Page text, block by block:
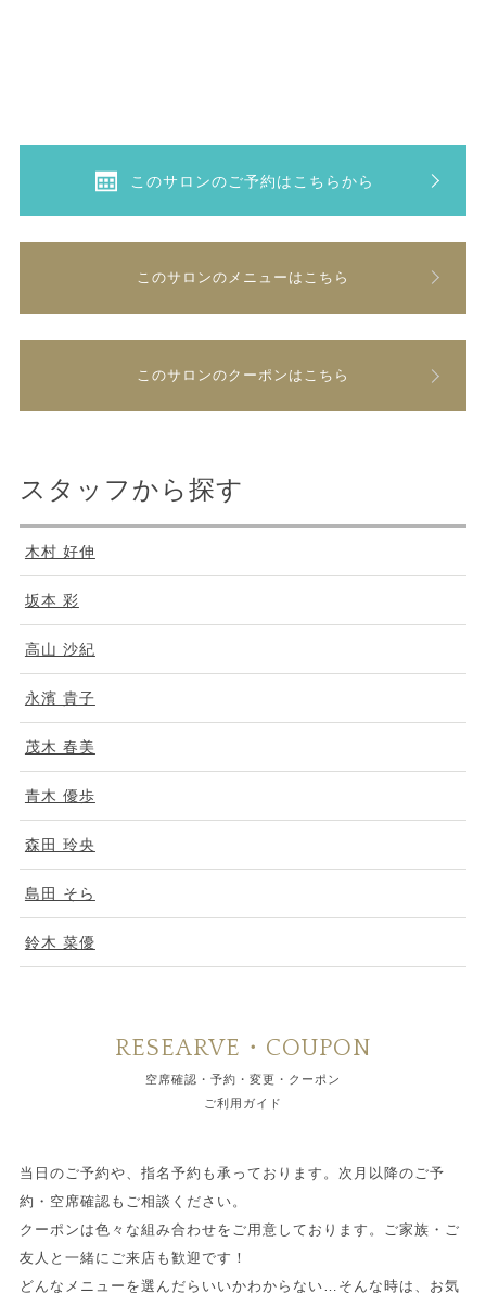
スタッフから探す
木村 好伸
坂本 彩
高山 沙紀
永濱 貴子
茂木 春美
青木 優歩
森田 玲央
島田 そら
鈴木 菜優
このサロンのご予約はこちらから
このサロンのメニューはこちら
このサロンのクーポンはこちら
RESEARVE・COUPON
空席確認・予約・変更・クーポン
ご利用ガイド
当日のご予約や、指名予約も承っております。次月以降のご予
約・空席確認もご相談ください。
クーポンは色々な組み合わせをご用意しております。ご家族・ご
友人と一緒にご来店も歓迎です！
どんなメニューを選んだらいいかわからない…そんな時は、お気